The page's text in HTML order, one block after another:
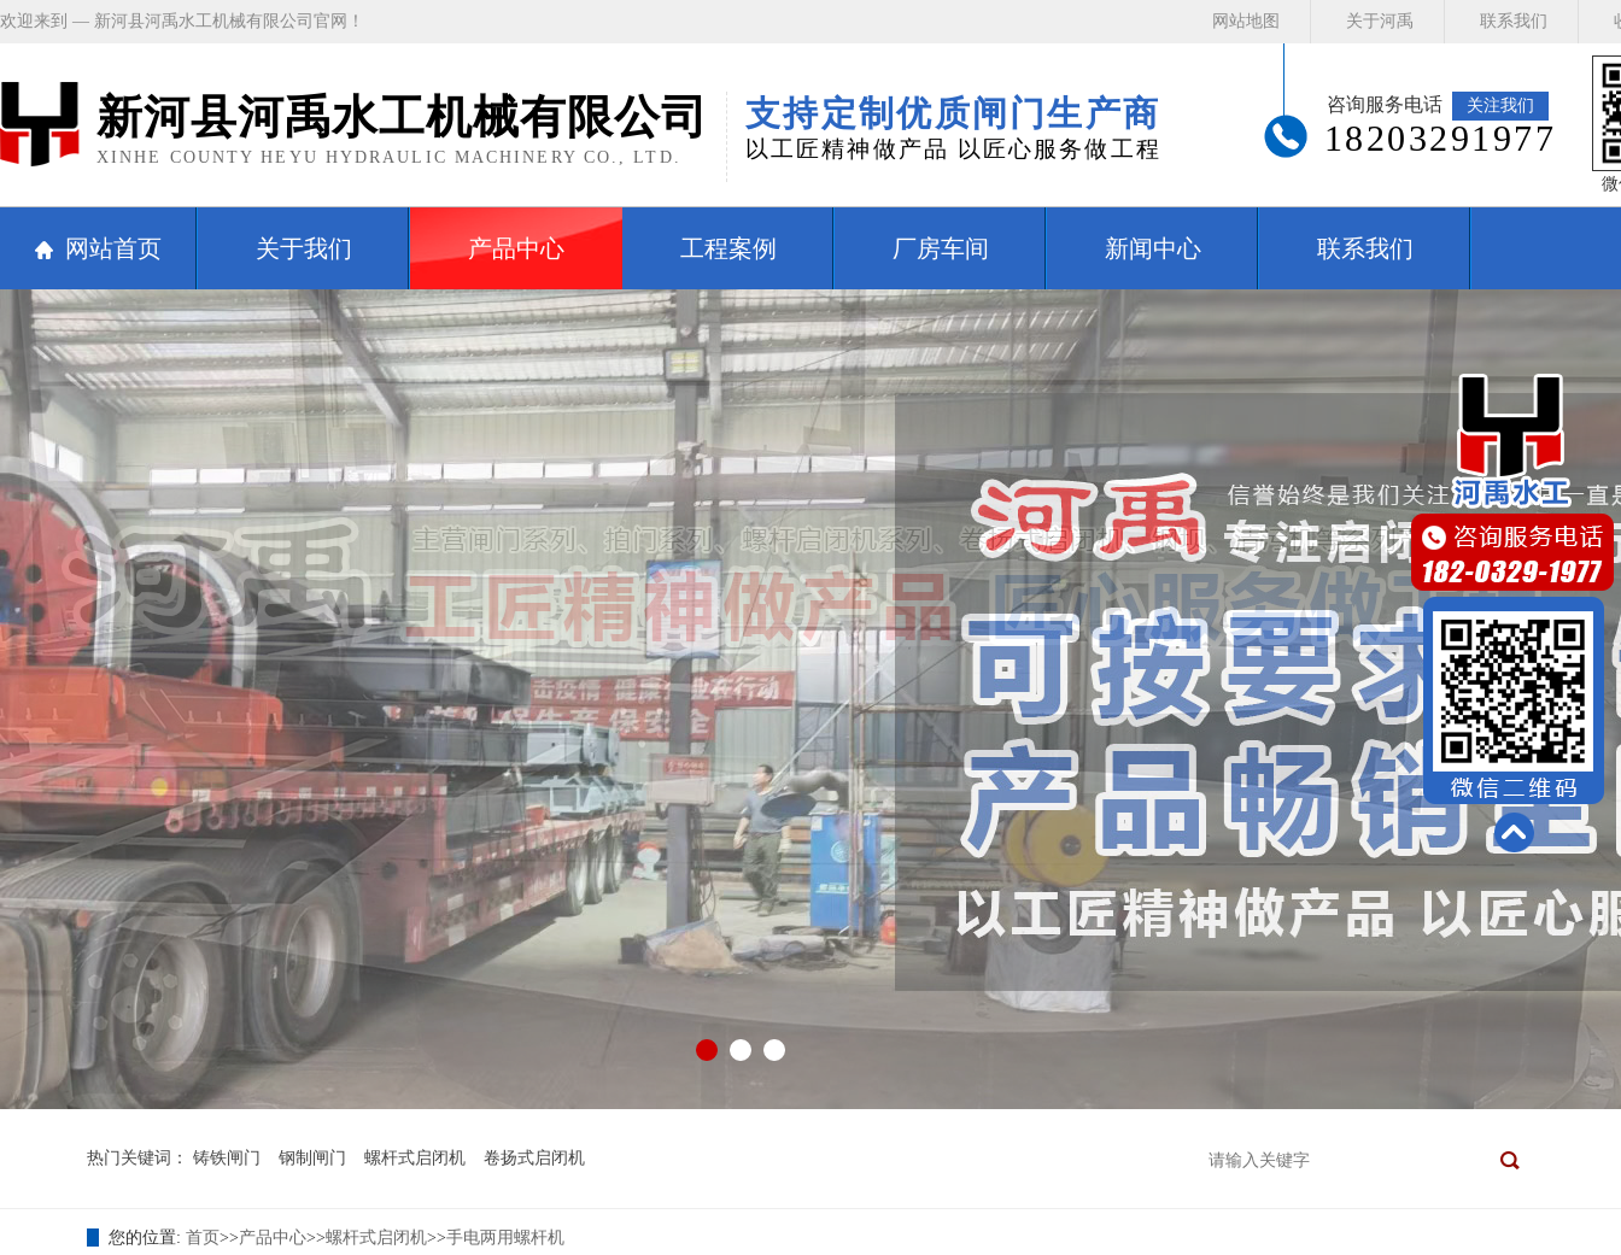
欢迎来到 — 新河县河禹水工机械有限公司官网！ 网站地图 关于河禹 联系我们
新河县河禹水工机械有限公司
XINHE COUNTY HEYU HYDRAULIC MACHINERY CO., LTD.
支持定制优质闸门生产商
以工匠精神做产品 以匠心服务做工程
咨询服务电话 关注我们
18203291977
网站首页 关于我们 产品中心 工程案例 厂房车间 新闻中心 联系我们
热门关键词： 铸铁闸门 钢制闸门 螺杆式启闭机 卷扬式启闭机
您的位置: 首页 >>产品中心>>螺杆式启闭机>>手电两用螺杆机